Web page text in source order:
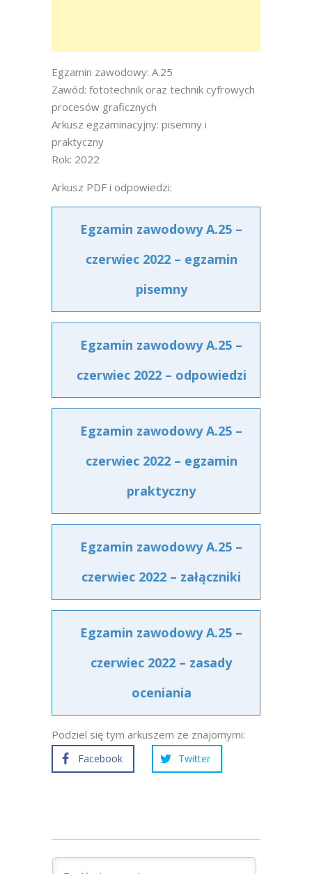
Egzamin zawodowy: A.25
Zawód: fototechnik oraz technik cyfrowych
procesów graficznych
Arkusz egzaminacyjny: pisemny i
praktyczny
Rok: 2022
Arkusz PDF i odpowiedzi:
Egzamin zawodowy A.25 –
czerwiec 2022 – egzamin
pisemny
Egzamin zawodowy A.25 –
czerwiec 2022 – odpowiedzi
Egzamin zawodowy A.25 –
czerwiec 2022 – egzamin
praktyczny
Egzamin zawodowy A.25 –
czerwiec 2022 – załączniki
Egzamin zawodowy A.25 –
czerwiec 2022 – zasady
oceniania
Podziel się tym arkuszem ze znajomymi:
Facebook Twitter